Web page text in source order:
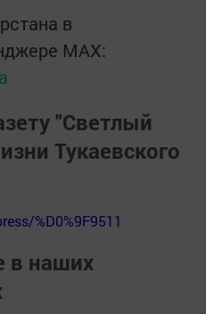
в
MАХ:
"Светлый
Тукаевского
%D0%9F9511
в наших